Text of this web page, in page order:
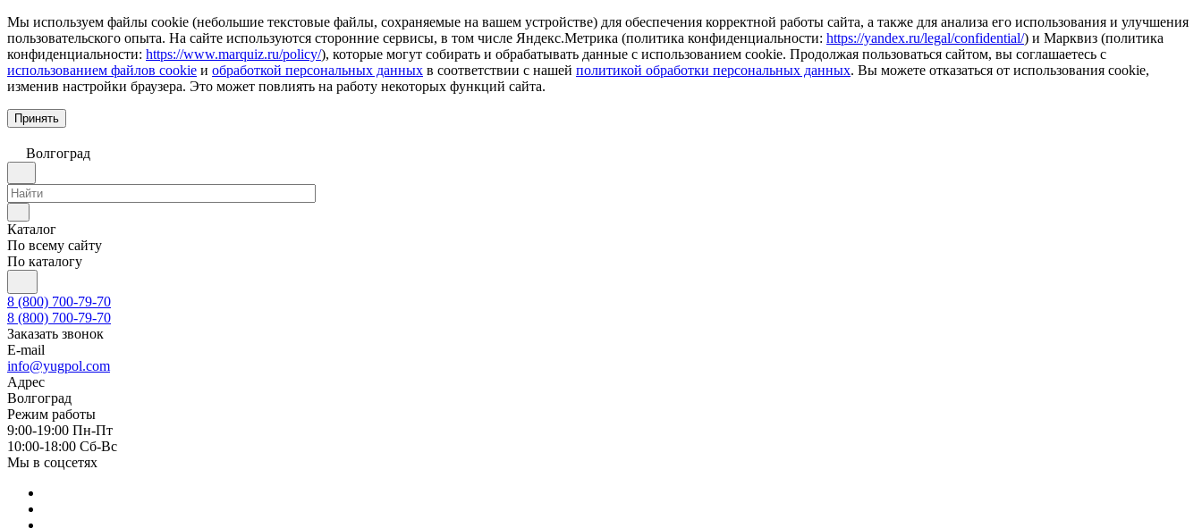
Мы используем файлы cookie (небольшие текстовые файлы, сохраняемые на вашем устройстве) для обеспечения корректной работы сайта, а также для анализа его использования и улучшения
пользовательского опыта. На сайте используются сторонние сервисы, в том числе Яндекс.Метрика (политика конфиденциальности: https://yandex.ru/legal/confidential/) и Марквиз (политика
конфиденциальности: https://www.marquiz.ru/policy/), которые могут собирать и обрабатывать данные с использованием cookie. Продолжая пользоваться сайтом, вы соглашаетесь с
использованием файлов cookie и обработкой персональных данных в соответствии с нашей политикой обработки персональных данных. Вы можете отказаться от использования cookie,
изменив настройки браузера. Это может повлиять на работу некоторых функций сайта.
Принять
Волгоград
Каталог
По всему сайту
По каталогу
8 (800) 700-79-70
8 (800) 700-79-70
Заказать звонок
E-mail
info@yugpol.com
Адрес
Волгоград
Режим работы
9:00-19:00 Пн-Пт
10:00-18:00 Cб-Вс
Мы в соцсетях